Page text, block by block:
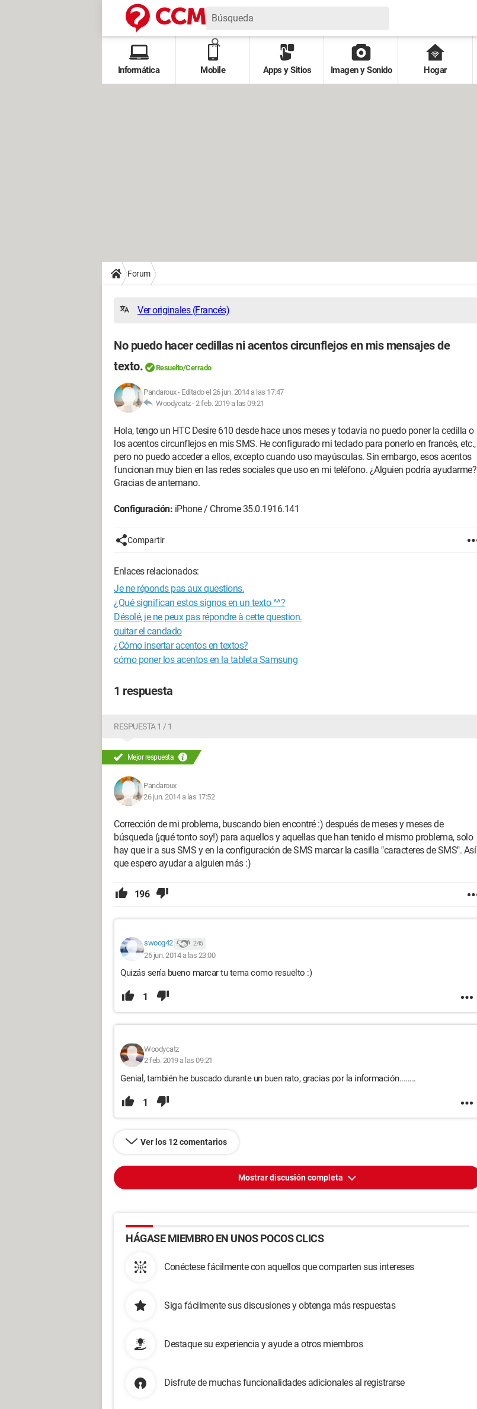
Informática Mobile Apps y Sitios Imagen y Sonido Hogar
Forum
Ver originales (Francés)
No puedo hacer cedillas ni acentos circunflejos en mis mensajes de
texto.
Resuelto/Cerrado
Pandaroux- Editado el 26 jun. 2014 a las 17:47
Woodycatz -2 feb. 2019 a las 09:21
Hola, tengo un HTC Desire 610 desde hace unos meses y todavía no puedo poner la cedilla o
los acentos circunflejos en mis SMS. He configurado mi teclado para ponerlo en francés, etc.,
pero no puedo acceder a ellos, excepto cuando uso mayúsculas. Sin embargo, esos acentos
funcionan muy bien en las redes sociales que uso en mi teléfono. ¿Alguien podría ayudarme?
Gracias de antemano.
Configuración: iPhone / Chrome 35.0.1916.141
Compartir
Enlaces relacionados:
Je ne réponds pas aux questions.
¿Qué significan estos signos en un texto ^^?
Désolé, je ne peux pas répondre à cette question.
quitar el candado
¿Cómo insertar acentos en textos?
cómo poner los acentos en la tableta Samsung
1 respuesta
RESPUESTA 1 / 1
Mejor respuesta
Pandaroux
26 jun. 2014 a las 17:52
Corrección de mi problema, buscando bien encontré :) después de meses y meses de
búsqueda (¡qué tonto soy!) para aquellos y aquellas que han tenido el mismo problema, solo
hay que ir a sus SMS y en la configuración de SMS marcar la casilla "caracteres de SMS". Así
que espero ayudar a alguien más :)
196
swoog42 245
26 jun. 2014 a las 23:00
Quizás sería bueno marcar tu tema como resuelto :)
1
Woodycatz
2 feb. 2019 a las 09:21
Genial, también he buscado durante un buen rato, gracias por la información........
1
Ver los 12 comentarios
Mostrar discusión completa
HÁGASE MIEMBRO EN UNOS POCOS CLICS
Conéctese fácilmente con aquellos que comparten sus intereses
Siga fácilmente sus discusiones y obtenga más respuestas
Destaque su experiencia y ayude a otros miembros
Disfrute de muchas funcionalidades adicionales al registrarse